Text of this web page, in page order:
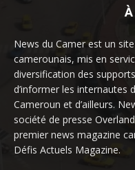
À
News du Camer est un
camerounais, mis en
diversification des
d’informer les internautes
Cameroun et d’ailleurs.
société de presse
premier news magazine
Défis Actuels Magazine.